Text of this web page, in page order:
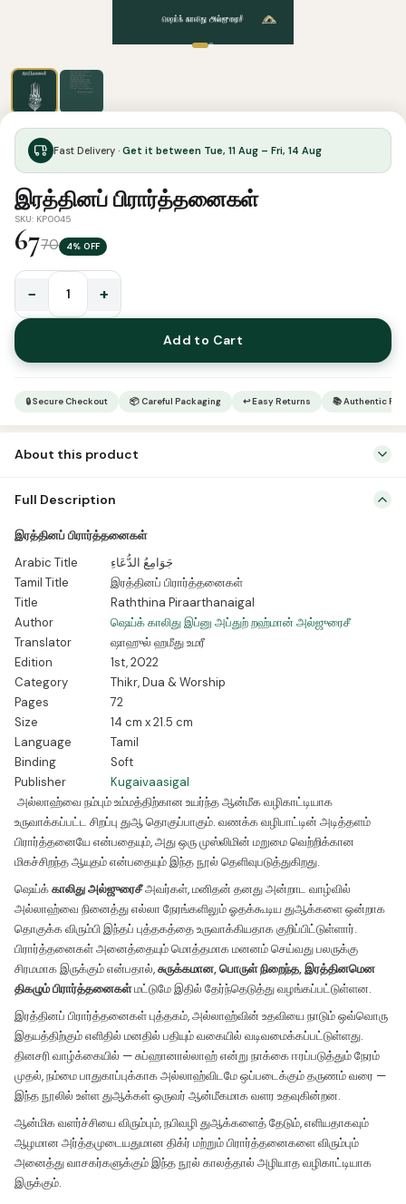
Fast Delivery · Get it between Tue, 11 Aug – Fri, 14 Aug
இரத்தினப் பிரார்த்தனைகள்
SKU: KP0045
6770 4% OFF
இரத்தினப்
பிரார்த்தனைகள்
quantity
− +
Add to Cart
🔒 Secure Checkout 📦 Careful Packaging ↩ Easy Returns 📚 Authentic
About this product
வாக்கியங்கள் எப்படி இருக்க வேண்டும் போன்ற விசயங்களை விவரிக்கும் நூல்
Full Description
இரத்தினப் பிரார்த்தனைகள்
Arabic Title
جَوَامِعُ الدُّعَاءِ
Tamil Title
இரத்தினப் பிரார்த்தனைகள்
Title
Raththina Piraarthanaigal
Author
ஷெய்க் காலிது இப்னு அப்துற் றஹ்மான் அல்ஜுரைசீ
Translator
ஷாஹுல் ஹமீது உமரீ
Edition
1st, 2022
Category
Thikr, Dua & Worship
Pages
72
Size
14 cm x 21.5 cm
Language
Tamil
Binding
Soft
Publisher
Kugaivaasigal
அல்லாஹ்வை நம்பும் உம்மத்திற்கான உயர்ந்த ஆன்மீக வழிகாட்டியாக
உருவாக்கப்பட்ட சிறப்பு துஆ தொகுப்பாகும். வணக்க வழிபாட்டின் அடித்தளம்
பிரார்த்தனையே என்பதையும், அது ஒரு முஸ்லிமின் மறுமை வெற்றிக்கான
மிகச்சிறந்த ஆயுதம் என்பதையும் இந்த நூல் தெளிவுபடுத்துகிறது.
ஷெய்க்காலிது அல்ஜுரைசீஅவர்கள், மனிதன் தனது அன்றாட வாழ்வில்
அல்லாஹ்வை நினைத்து எல்லா நேரங்களிலும் ஓதக்கூடிய துஆக்களை ஒன்றாக
தொகுக்க விரும்பி இந்தப் புத்தகத்தை உருவாக்கியதாக குறிப்பிட்டுள்ளார்.
பிரார்த்தனைகள் அனைத்தையும் மொத்தமாக மனனம் செய்வது பலருக்கு
சிரமமாக இருக்கும் என்பதால்,சுருக்கமான, பொருள் நிறைந்த, இரத்தினமென
திகழும் பிரார்த்தனைகள்மட்டுமே இதில் தேர்ந்தெடுத்து வழங்கப்பட்டுள்ளன.
இரத்தினப் பிரார்த்தனைகள் புத்தகம், அல்லாஹ்வின் உதவியை நாடும் ஒவ்வொரு
இதயத்திற்கும் எளிதில் மனதில் பதியும் வகையில் வடிவமைக்கப்பட்டுள்ளது.
தினசரி வாழ்க்கையில் — சுப்ஹானால்லாஹ் என்று நாக்கை ஈரப்படுத்தும் நேரம்
முதல், நம்மை பாதுகாப்புக்காக அல்லாஹ்விடமே ஒப்படைக்கும் தருணம் வரை —
இந்த நூலில் உள்ள துஆக்கள் ஒருவர் ஆன்மீகமாக வளர உதவுகின்றன.
ஆன்மிக வளர்ச்சியை விரும்பும், நபிவழி துஆக்களைத் தேடும், எளியதாகவும்
ஆழமான அர்த்தமுடையதுமான திக்ர் மற்றும் பிரார்த்தனைகளை விரும்பும்
அனைத்து வாசகர்களுக்கும் இந்த நூல் காலத்தால் அழியாத வழிகாட்டியாக
இருக்கும்.